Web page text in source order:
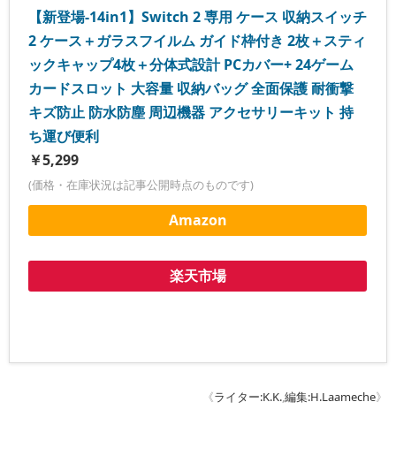
【新登場-14in1】Switch 2 専用 ケース 収納スイッチ
2 ケース＋ガラスフイルム ガイド枠付き 2枚＋スティ
ックキャップ4枚＋分体式設計 PCカバー+ 24ゲーム
カードスロット 大容量 収納バッグ 全面保護 耐衝撃
キズ防止 防水防塵 周辺機器 アクセサリーキット 持
ち運び便利
￥5,299
(価格・在庫状況は記事公開時点のものです)
Amazon
楽天市場
《ライター:K.K.編集:H.Laameche》